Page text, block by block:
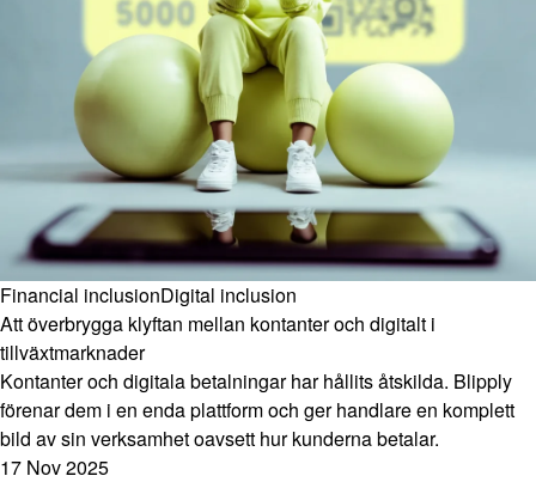
Financial inclusionDigital inclusion
Att överbrygga klyftan mellan kontanter och digitalt i
tillväxtmarknader
Kontanter och digitala betalningar har hållits åtskilda. Blipply
förenar dem i en enda plattform och ger handlare en komplett
bild av sin verksamhet oavsett hur kunderna betalar.
17 Nov 2025